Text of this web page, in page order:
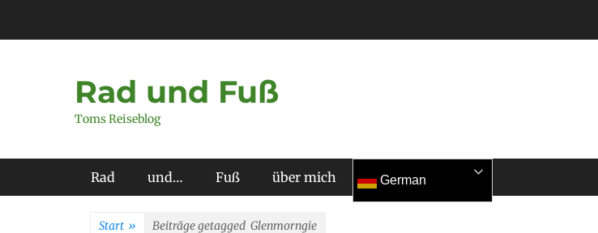
Rad und Fuß
Toms Reiseblog
Primäres Menü
Rad und… Fuß über mich German
Start » Beiträge getagged Glenmorngie